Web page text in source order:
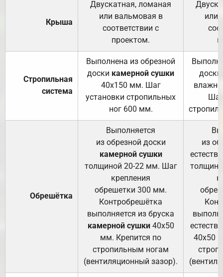
Крыша
Двускатная, ломаная
или вальмовая в
соответствии с
проектом.
или
Стропильная
система
Выполнена из обрезной
доски камерной сушки
40х150 мм. Шаг
установки стропильных
ног 600 мм.
доски
Обрешётка
Выполняется
из обрезной доски
камерной сушки
толщиной 20-22 мм. Шаг
крепления
обрешетки 300 мм.
Контробрешётка
выполняется из бруска
камерной сушки40х50
мм. Крепится по
стропильным ногам
(вентиляционный зазор).
из
40х50